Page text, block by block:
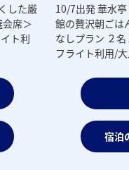
した厳
席＞
ト利
10/7出発 華水
館の贅沢朝ご
なしプラン ２
フライト利用/
宿泊